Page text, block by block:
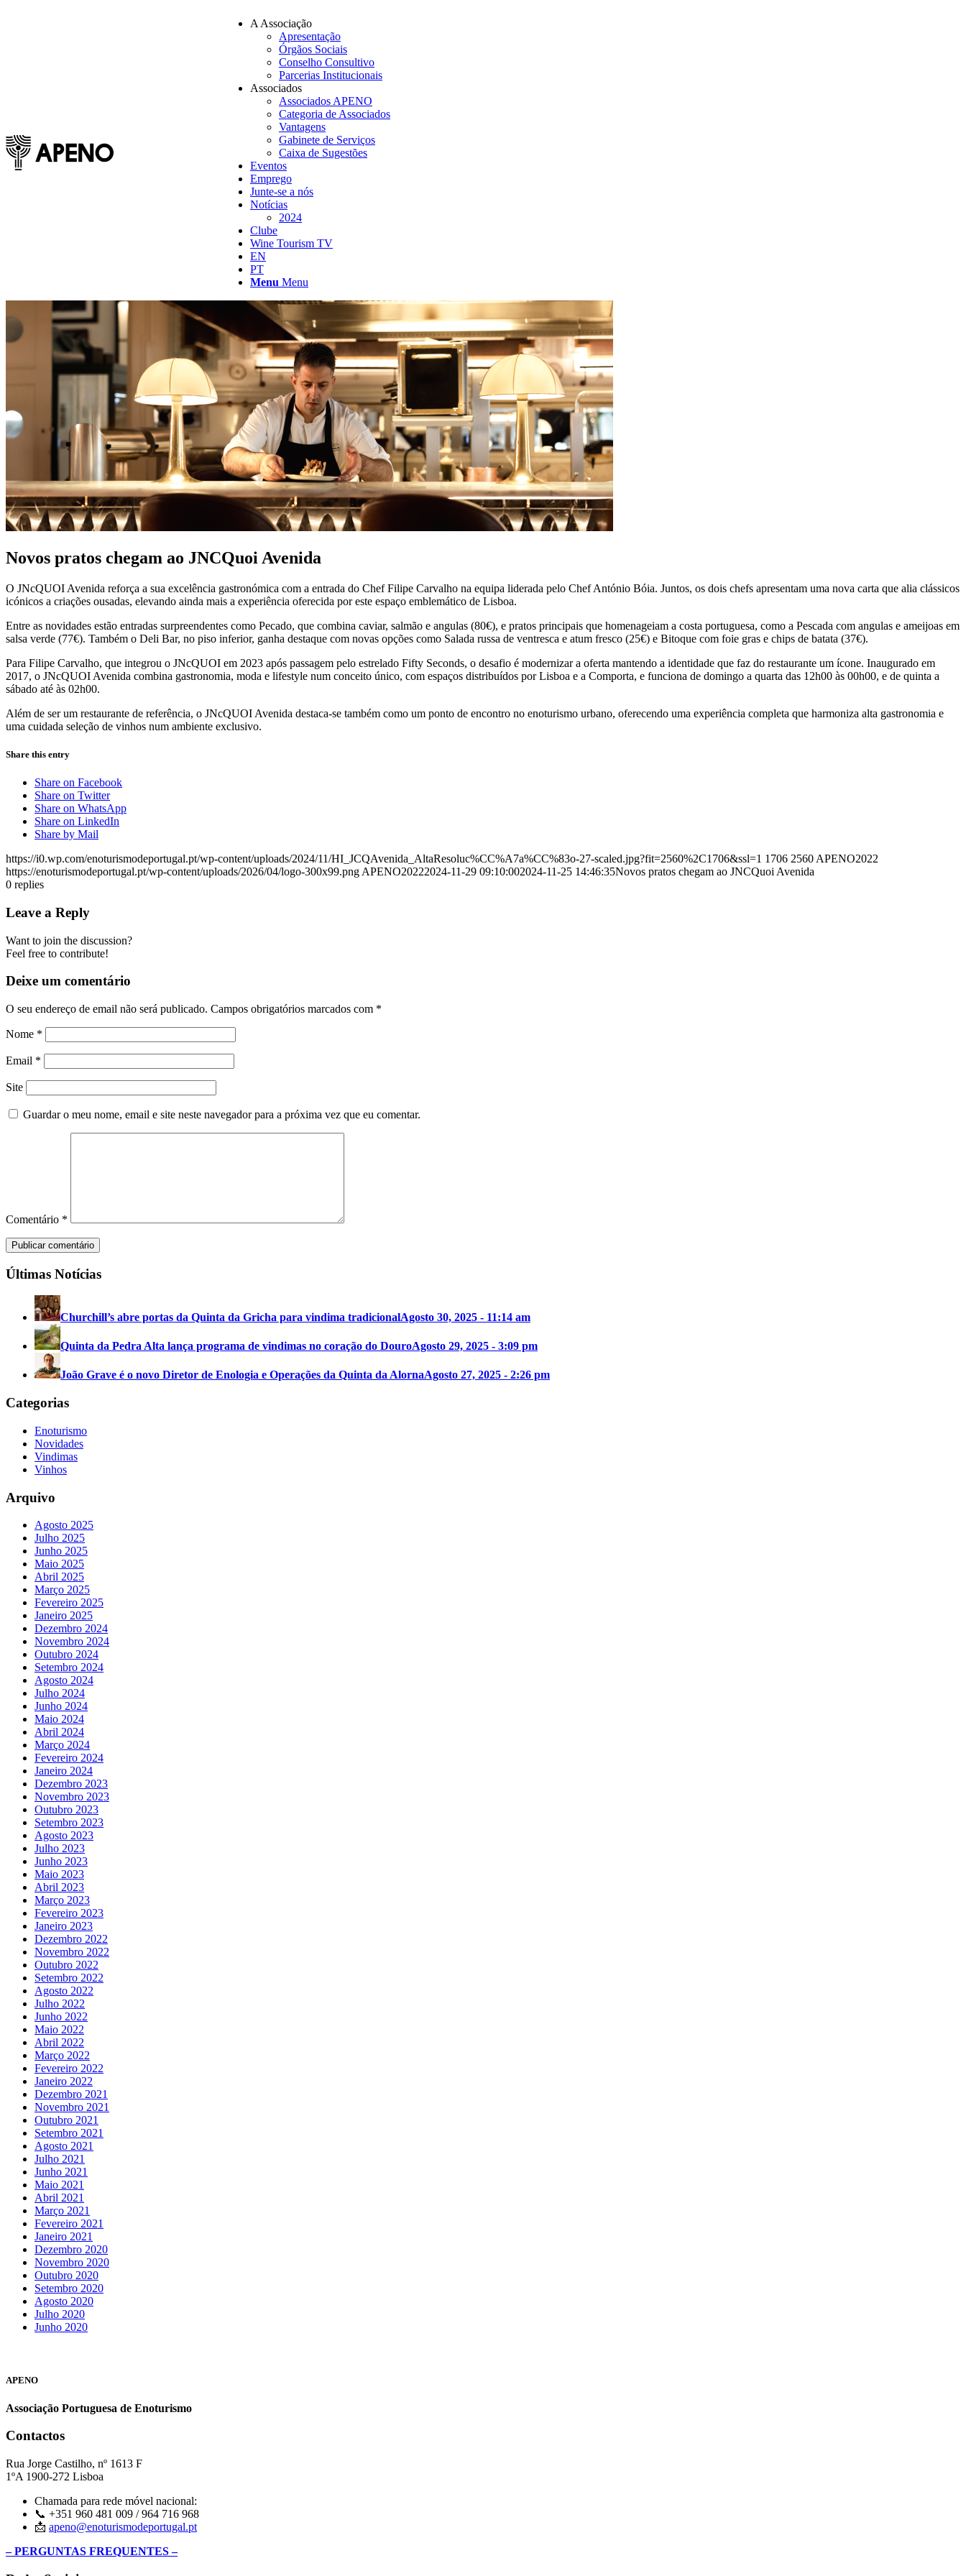
A Associação
Apresentação
Órgãos Sociais
Conselho Consultivo
Parcerias Institucionais
Associados
Associados APENO
Categoria de Associados
Vantagens
Gabinete de Serviços
Caixa de Sugestões
Eventos
Emprego
Junte-se a nós
Notícias
2024
Clube
Wine Tourism TV
EN
PT
Menu Menu
Novos pratos chegam ao JNCQuoi Avenida
O JNcQUOI Avenida reforça a sua excelência gastronómica com a entrada do Chef Filipe Carvalho na equipa liderada pelo Chef António Bóia. Juntos, os dois chefs apresentam uma nova carta que alia clássicos
icónicos a criações ousadas, elevando ainda mais a experiência oferecida por este espaço emblemático de Lisboa.
Entre as novidades estão entradas surpreendentes como Pecado, que combina caviar, salmão e angulas (80€), e pratos principais que homenageiam a costa portuguesa, como a Pescada com angulas e ameijoas em
salsa verde (77€). Também o Deli Bar, no piso inferior, ganha destaque com novas opções como Salada russa de ventresca e atum fresco (25€) e Bitoque com foie gras e chips de batata (37€).
Para Filipe Carvalho, que integrou o JNcQUOI em 2023 após passagem pelo estrelado Fifty Seconds, o desafio é modernizar a oferta mantendo a identidade que faz do restaurante um ícone. Inaugurado em
2017, o JNcQUOI Avenida combina gastronomia, moda e lifestyle num conceito único, com espaços distribuídos por Lisboa e a Comporta, e funciona de domingo a quarta das 12h00 às 00h00, e de quinta a
sábado até às 02h00.
Além de ser um restaurante de referência, o JNcQUOI Avenida destaca-se também como um ponto de encontro no enoturismo urbano, oferecendo uma experiência completa que harmoniza alta gastronomia e
uma cuidada seleção de vinhos num ambiente exclusivo.
Share this entry
Share on Facebook
Share on Twitter
Share on WhatsApp
Share on LinkedIn
Share by Mail
https://i0.wp.com/enoturismodeportugal.pt/wp-content/uploads/2024/11/HI_JCQAvenida_AltaResoluc%CC%A7a%CC%83o-27-scaled.jpg?fit=2560%2C1706&ssl=1 1706 2560 APENO2022
https://enoturismodeportugal.pt/wp-content/uploads/2026/04/logo-300x99.png APENO20222024-11-29 09:10:002024-11-25 14:46:35Novos pratos chegam ao JNCQuoi Avenida
0 replies
Leave a Reply
Want to join the discussion?
Feel free to contribute!
Deixe um comentário
O seu endereço de email não será publicado. Campos obrigatórios marcados com *
Nome *
Email *
Site
Guardar o meu nome, email e site neste navegador para a próxima vez que eu comentar.
Comentário *
Últimas Notícias
Churchill’s abre portas da Quinta da Gricha para vindima tradicionalAgosto 30, 2025 - 11:14 am
Quinta da Pedra Alta lança programa de vindimas no coração do DouroAgosto 29, 2025 - 3:09 pm
João Grave é o novo Diretor de Enologia e Operações da Quinta da AlornaAgosto 27, 2025 - 2:26 pm
Categorias
Enoturismo
Novidades
Vindimas
Vinhos
Arquivo
Agosto 2025
Julho 2025
Junho 2025
Maio 2025
Abril 2025
Março 2025
Fevereiro 2025
Janeiro 2025
Dezembro 2024
Novembro 2024
Outubro 2024
Setembro 2024
Agosto 2024
Julho 2024
Junho 2024
Maio 2024
Abril 2024
Março 2024
Fevereiro 2024
Janeiro 2024
Dezembro 2023
Novembro 2023
Outubro 2023
Setembro 2023
Agosto 2023
Julho 2023
Junho 2023
Maio 2023
Abril 2023
Março 2023
Fevereiro 2023
Janeiro 2023
Dezembro 2022
Novembro 2022
Outubro 2022
Setembro 2022
Agosto 2022
Julho 2022
Junho 2022
Maio 2022
Abril 2022
Março 2022
Fevereiro 2022
Janeiro 2022
Dezembro 2021
Novembro 2021
Outubro 2021
Setembro 2021
Agosto 2021
Julho 2021
Junho 2021
Maio 2021
Abril 2021
Março 2021
Fevereiro 2021
Janeiro 2021
Dezembro 2020
Novembro 2020
Outubro 2020
Setembro 2020
Agosto 2020
Julho 2020
Junho 2020
APENO
Associação Portuguesa de Enoturismo
Contactos
Rua Jorge Castilho, nº 1613 F
1ºA 1900-272 Lisboa
Chamada para rede móvel nacional:
📞 +351 960 481 009 / 964 716 968
📩 apeno@enoturismodeportugal.pt
– PERGUNTAS FREQUENTES –